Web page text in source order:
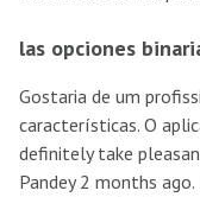
las opciones
Gostaria de um
características. O
definitely take
Pandey 2 months